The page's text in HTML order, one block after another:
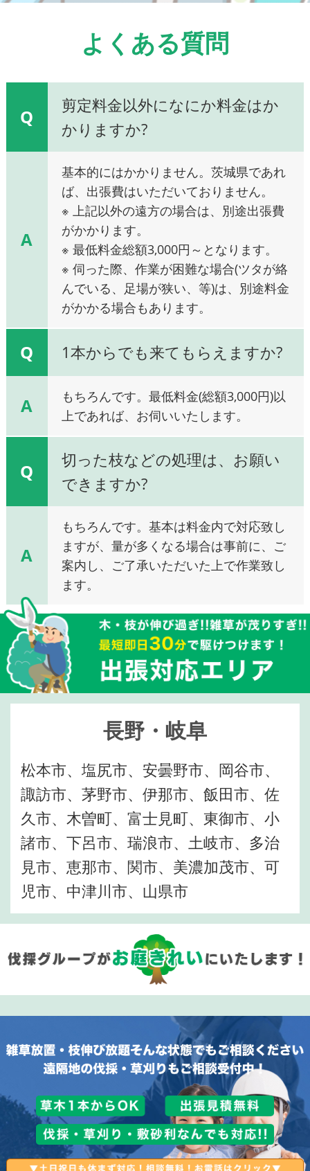
よくある質問
Q
剪定料金以外になにか料金はか
かりますか?
A
基本的にはかかりません。茨城県であれ
ば、出張費はいただいておりません。
※ 上記以外の遠方の場合は、別途出張費
がかかります。
※ 最低料金総額3,000円～となります。
※ 伺った際、作業が困難な場合(ツタが絡
んでいる、足場が狭い、等)は、別途料金
がかかる場合もあります。
Q 1本からでも来てもらえますか?
A
もちろんです。最低料金(総額3,000円)以
上であれば、お伺いいたします。
Q
切った枝などの処理は、お願い
できますか?
A
もちろんです。基本は料金内で対応致し
ますが、量が多くなる場合は事前に、ご
案内し、ご了承いただいた上で作業致し
ます。
長野・岐阜
松本市、塩尻市、安曇野市、岡谷市、
諏訪市、茅野市、伊那市、飯田市、佐
久市、木曽町、富士見町、東御市、小
諸市、下呂市、瑞浪市、土岐市、多治
見市、恵那市、関市、美濃加茂市、可
児市、中津川市、山県市